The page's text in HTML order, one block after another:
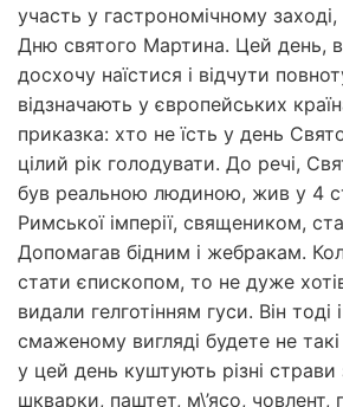
участь у гастрономічному
Дню святого Мартина. Цей день,
досхочу наїстися і відчути
відзначають у європейських
приказка: хто не їсть у день
цілий рік голодувати. До речі,
був реальною людиною, жив у 4
Римської імперії, священиком,
Допомагав бідним і жебракам.
стати єпископом, то не дуже
видали гелготінням гуси. Він тоді
смаженому вигляді будете не
у цей день куштують різні страви
шкварки, паштет, м\’ясо, човлент,